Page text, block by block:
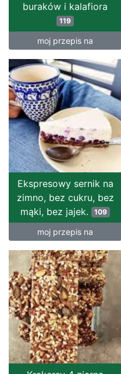
buraków i kalafiora
119
moj przepis na
Ekspresowy sernik na
zimno, bez cukru, bez
mąki, bez jajek. 109
moj przepis na